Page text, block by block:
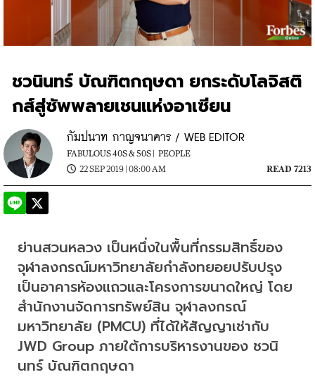
ชวนินทร์ บัณฑิตกฤษดา ยกระดับโลจิสติ
กส์สู่ซัพพลายเชนแห่งอาเซียน
กัมปนาท กาญจนาคาร / WEB EDITOR
FABULOUS 40S & 50S | PEOPLE
22 SEP 2019 | 08:00 AM
READ 7213
ย่านสวนหลวง เป็นหนึ่งในพื้นที่กรรมสิทธิ์ของ
จุฬาลงกรณ์มหาวิทยาลัยกำลังทยอยปรับปรุง
เป็นอาคารห้องแถวและโครงการขนาดใหญ่ โดย
สำนักงานจัดการทรัพย์สิน จุฬาลงกรณ์
มหาวิทยาลัย (PMCU) ที่ได้ให้สัญญาเช่ากับ
JWD Group ภายใต้การบริหารงานของ ชวนิ
นทร์ บัณฑิตกฤษดา